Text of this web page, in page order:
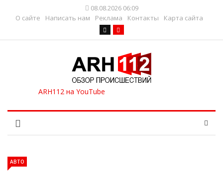
08.08.2026 06:09
О сайте
Написать нам Реклама Контакты Карта сайта
АВТО